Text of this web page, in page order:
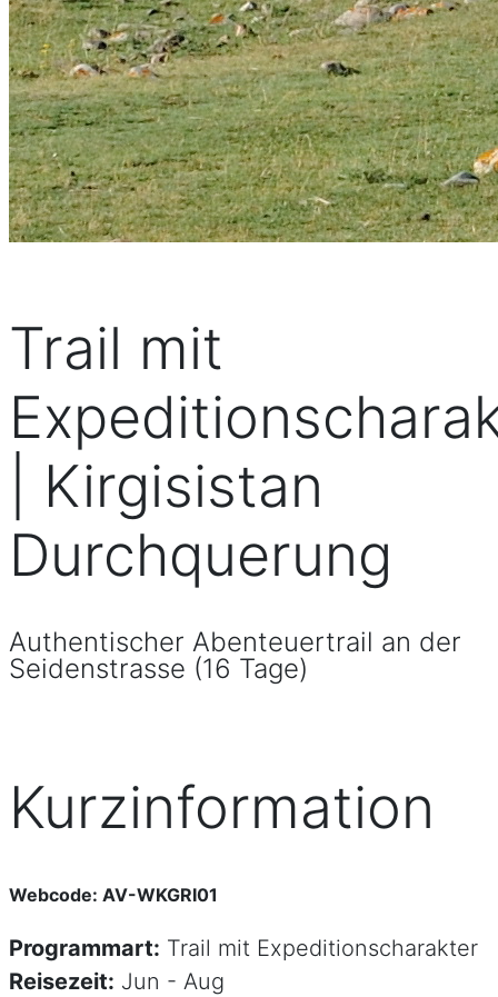
Trail mit
| Kirgisistan
Durchquerung
Authentischer Abenteuertrail an der
Seidenstrasse (16 Tage)
Kurzinformation
Webcode: AV-WKGRI01
Programmart: Trail mit Expeditionscharakter
Reisezeit: Jun - Aug